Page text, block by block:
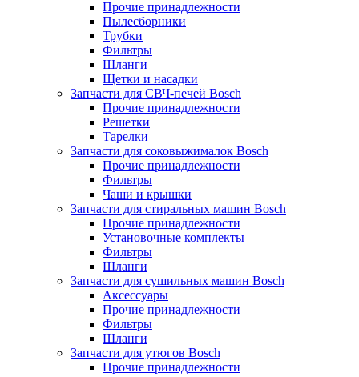
Прочие принадлежности
Пылесборники
Трубки
Фильтры
Шланги
Щетки и насадки
Запчасти для СВЧ-печей Bosch
Прочие принадлежности
Решетки
Тарелки
Запчасти для соковыжималок Bosch
Прочие принадлежности
Фильтры
Чаши и крышки
Запчасти для стиральных машин Bosch
Прочие принадлежности
Установочные комплекты
Фильтры
Шланги
Запчасти для сушильных машин Bosch
Аксессуары
Прочие принадлежности
Фильтры
Шланги
Запчасти для утюгов Bosch
Прочие принадлежности